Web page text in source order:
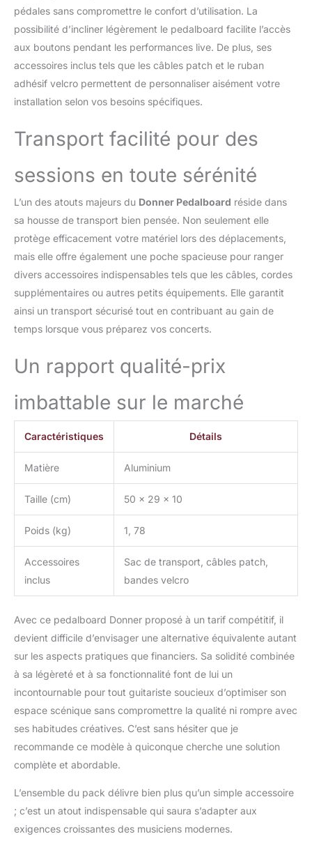
sac en toile peut
en toute sécurité
pendant votre visite. Il
est livré avec un gros sac
de transport avec une
accessoires de pédale de
séparer de votre pédalier,
gardez votre ensemble
bien rangé.
【Ruban
de pédalier auto-
agrippant】-- Les rubans
agrippants à dos adhésif
professionnel de 2 * 150
cm aident à sécuriser
vos pédales d'effet de
les organiser dans
l'ordre. 2 boucles sont
également fournies.
- Les quatre pieds
supportés sont robustes
empêche votre pédalier
sur le sol pendant que
pédales sans compromettre le confort d’utilisation. La
possibilité d’incliner légèrement le pedalboard facilite l’accès
aux boutons pendant les performances live. De plus, ses
accessoires inclus tels que les câbles patch et le ruban
adhésif velcro permettent de personnaliser aisément votre
installation selon vos besoins spécifiques.
Transport facilité pour des
sessions en toute sérénité
L’un des atouts majeurs du Donner Pedalboard réside dans
sa housse de transport bien pensée. Non seulement elle
protège efficacement votre matériel lors des déplacements,
mais elle offre également une poche spacieuse pour ranger
divers accessoires indispensables tels que les câbles, cordes
supplémentaires ou autres petits équipements. Elle garantit
ainsi un transport sécurisé tout en contribuant au gain de
temps lorsque vous préparez vos concerts.
Un rapport qualité-prix
imbattable sur le marché
Caractéristiques Détails
Matière Aluminium
Taille (cm) 50 x 29 x 10
Poids (kg) 1, 78
Accessoires
inclus
Sac de transport, câbles patch,
bandes velcro
Avec ce pedalboard Donner proposé à un tarif compétitif, il
devient difficile d’envisager une alternative équivalente autant
sur les aspects pratiques que financiers. Sa solidité combinée
à sa légèreté et à sa fonctionnalité font de lui un
incontournable pour tout guitariste soucieux d’optimiser son
espace scénique sans compromettre la qualité ni rompre avec
ses habitudes créatives. C’est sans hésiter que je
recommande ce modèle à quiconque cherche une solution
complète et abordable.
L’ensemble du pack délivre bien plus qu’un simple accessoire
; c’est un atout indispensable qui saura s’adapter aux
exigences croissantes des musiciens modernes.